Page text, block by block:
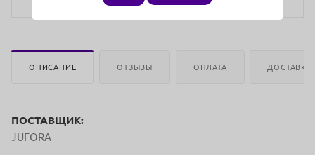
ОПИСАНИЕ ОТЗЫВЫ ОПЛАТА ДОСТАВКА
ПОСТАВЩИК:
JUFORA